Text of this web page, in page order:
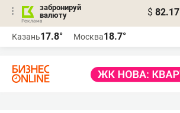
забронируй
валюту
$ 82.17
Казань17.8° Москва18.7°